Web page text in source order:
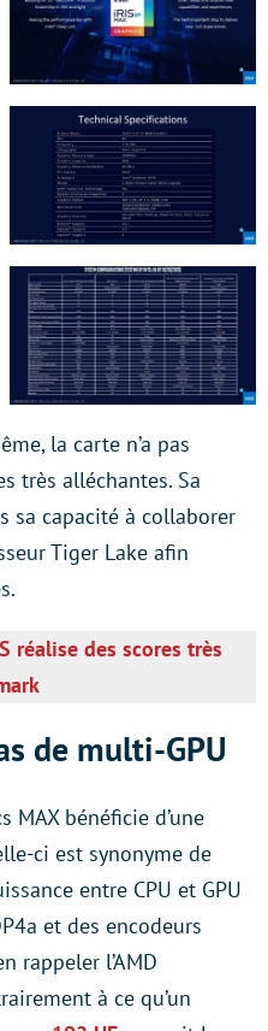
la carte n’a pas
très alléchantes. Sa
sa capacité à collaborer
Tiger Lake afin
réalise des scores très
de multi-GPU
MAX bénéficie d’une
ci est synonyme de
entre CPU et GPU
et des encodeurs
rappeler l’AMD
à ce qu’un